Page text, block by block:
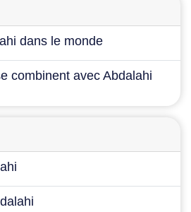
dans le monde
combinent avec Abdalahi